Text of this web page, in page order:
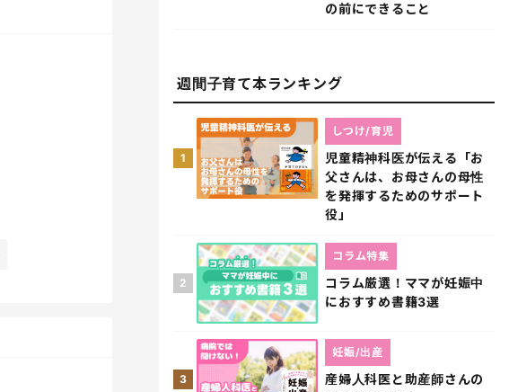
の前にできること
週間子育て本ランキング
1
児童精神科医が伝える「お
父さんは、お母さんの母性
を発揮するためのサポート
役」
しつけ/育児
2
コラム厳選！ママが妊娠中
におすすめ書籍3選
コラム特集
3
産婦人科医と助産師さんの
妊娠/出産